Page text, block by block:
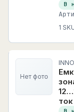
В
1
Нет фото